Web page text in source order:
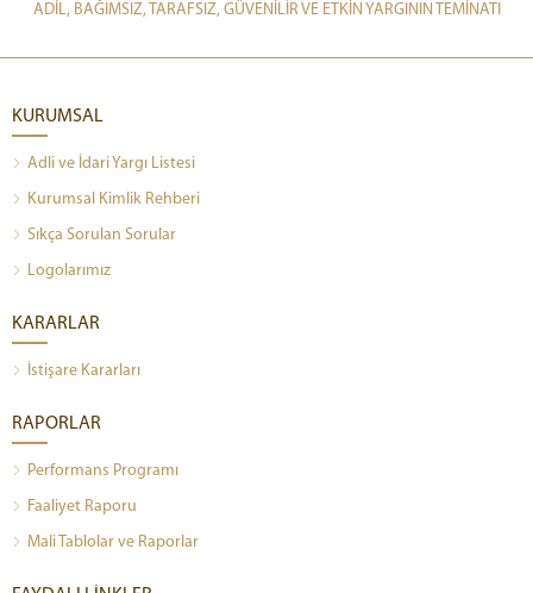
ADİL, BAĞIMSIZ, TARAFSIZ, GÜVENİLİR VE ETKİN YARGININ TEMİNATI
KURUMSAL
Adli ve İdari Yargı Listesi
Kurumsal Kimlik Rehberi
Sıkça Sorulan Sorular
Logolarımız
KARARLAR
İstişare Kararları
RAPORLAR
Performans Programı
Faaliyet Raporu
Mali Tablolar ve Raporlar